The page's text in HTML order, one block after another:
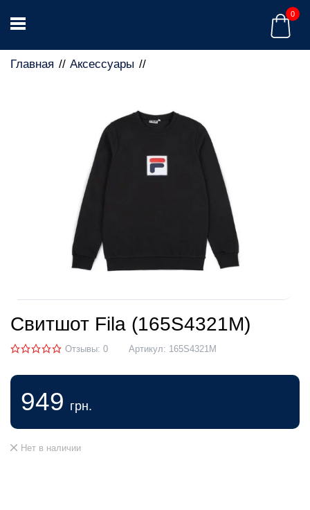
0
Главная Аксессуары
Свитшот Fila (165S4321M)
Отзывы: 0 Артикул: 165S4321M
949 грн.
Нет в наличии